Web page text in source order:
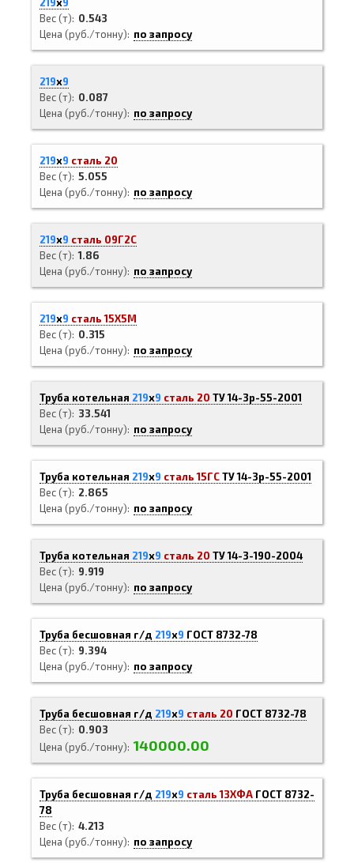
Вес (т)
0.543
Цена (руб./тонну)
по запросу
219х9
Вес (т)
0.087
Цена (руб./тонну)
по запросу
219х9 сталь 20
Вес (т) 5.055
Цена (руб./тонну)
по запросу
219х9 сталь 09Г2С
Вес (т) 1.86
Цена (руб./тонну)
по запросу
219х9 сталь 15Х5М
Вес (т)
0.315
Цена (руб./тонну)
по запросу
Труба котельная 219х9 сталь 20 ТУ 14-3р-55-2001
Вес (т)
33.541
Цена (руб./тонну)
по запросу
Труба котельная 219х9 сталь 15ГСТУ 14-3р-55-2001
Вес (т)
2.865
Цена (руб./тонну)
по запросу
Труба котельная 219х9 сталь 20 ТУ 14-3-190-2004
Вес (т)
9.919
Цена (руб./тонну)
по запросу
Труба бесшовная г/д 219х9 ГОСТ 8732-78
Вес (т)
9.394
Цена (руб./тонну)
по запросу
Труба бесшовная г/д 219х9 сталь 20 ГОСТ 8732-78
Вес (т)
0.903
Цена (руб./тонну) 140000.00
Труба бесшовная г/д 219х9 сталь 13ХФА ГОСТ 8732-
78
Вес (т) 4.213
Цена (руб./тонну)
по запросу